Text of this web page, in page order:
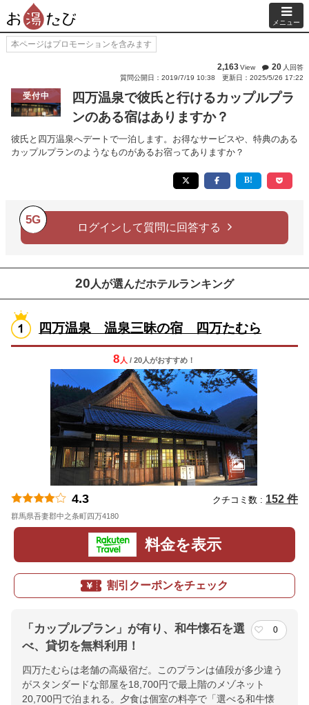
メニュー
本ページはプロモーションを含みます
2,163View 20 人回答
質問公開日：2019/7/19 10:38
更新日：2025/5/26 17:22
受付中
四万温泉で彼氏と行けるカップルプラ
ンのある宿はありますか？
彼氏と四万温泉へデートで一泊します。お得なサービスや、特典のある
カップルプランのようなものがあるお宿ってありますか？
5G
ログインして質問に回答する
20 人が選んだホテルランキング
四万温泉 温泉三昧の宿 四万たむら
8 人 / 20人がおすすめ！
4.3 クチコミ数 : 152 件
群馬県吾妻郡中之条町四万4180
料金を表示
割引クーポンをチェック
「カップルプラン」が有り、和牛懐石を選
べ、貸切を無料利用！
0
四万たむらは老舗の高級宿だ。このプランは値段が多少違う
がスタンダードな部屋を18,700円で最上階のメゾネット
20,700円で泊まれる。夕食は個室の料亭で「選べる和牛懐